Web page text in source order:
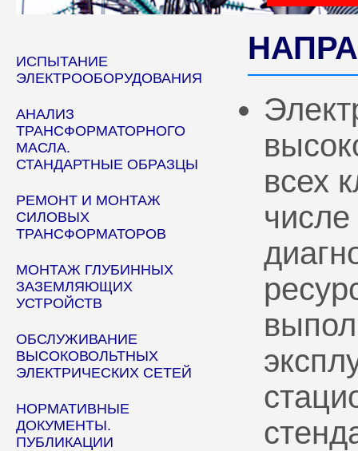
ИСПЫТАНИЕ
ЭЛЕКТРООБОРУДОВАНИЯ
АНАЛИЗ
ТРАНСФОРМАТОРНОГО
МАСЛА.
СТАНДАРТНЫЕ ОБРАЗЦЫ
РЕМОНТ И МОНТАЖ
СИЛОВЫХ
ТРАНСФОРМАТОРОВ
МОНТАЖ ГЛУБИННЫХ
ЗАЗЕМЛЯЮЩИХ
УСТРОЙСТВ
ОБСЛУЖИВАНИЕ
ВЫСОКОВОЛЬТНЫХ
ЭЛЕКТРИЧЕСКИХ СЕТЕЙ
НОРМАТИВНЫЕ
ДОКУМЕНТЫ.
ПУБЛИКАЦИИ
всех